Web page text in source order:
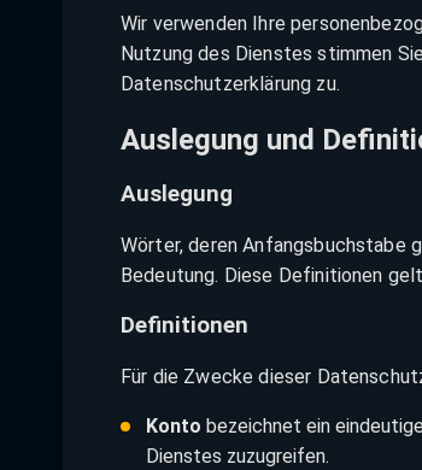
Wir verwenden Ihre
Nutzung des Dienstes stimmen
Datenschutzerklärung zu.
Auslegung und
Auslegung
Wörter, deren Anfangsbuchstabe
Bedeutung. Diese Definitionen
Definitionen
Für die Zwecke dieser
Konto bezeichnet ein
Dienstes zuzugreifen.